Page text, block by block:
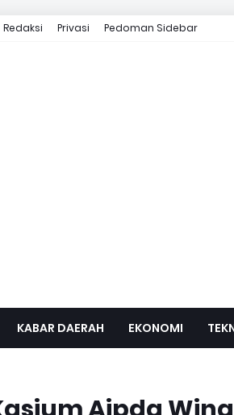
Redaksi Privasi Pedoman Sidebar
KABAR DAERAH EKONOMI